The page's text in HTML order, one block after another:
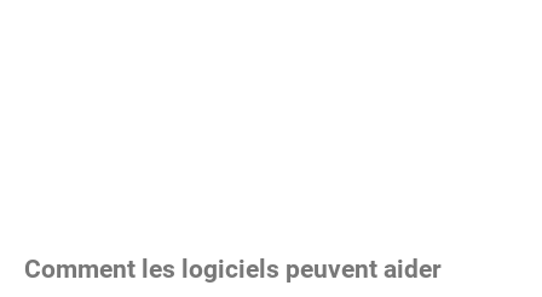
Comment les logiciels peuvent aider